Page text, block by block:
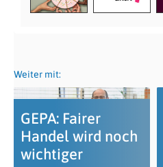
Weiter mit:
GEPA: Fairer
Handel wird noch
wichtiger